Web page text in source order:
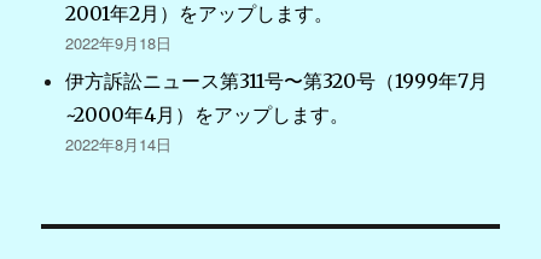
2001年2月）をアップします。
2022年9月18日
伊方訴訟ニュース第311号〜第320号（1999年7月
~2000年4月）をアップします。
2022年8月14日